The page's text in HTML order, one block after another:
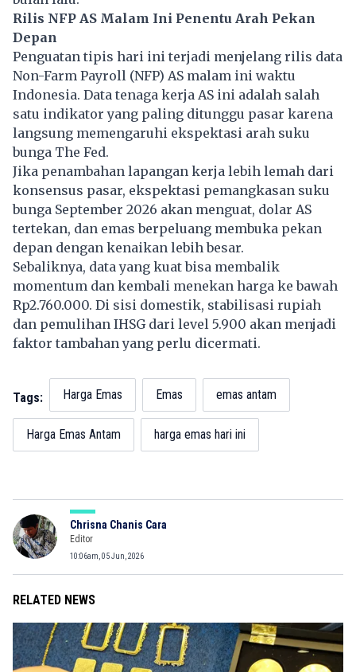
Rilis NFP AS Malam Ini Penentu Arah Pekan
Depan
Penguatan tipis hari ini terjadi menjelang rilis data
Non-Farm Payroll (NFP) AS malam ini waktu
Indonesia. Data tenaga kerja AS ini adalah salah
satu indikator yang paling ditunggu pasar karena
langsung memengaruhi ekspektasi arah suku
bunga The Fed.
Jika penambahan lapangan kerja lebih lemah dari
konsensus pasar, ekspektasi pemangkasan suku
bunga September 2026 akan menguat, dolar AS
tertekan, dan emas berpeluang membuka pekan
depan dengan kenaikan lebih besar.
Sebaliknya, data yang kuat bisa membalik
momentum dan kembali menekan harga ke bawah
Rp2.760.000. Di sisi domestik, stabilisasi rupiah
dan pemulihan IHSG dari level 5.900 akan menjadi
faktor tambahan yang perlu dicermati.
Tags: Harga Emas Emas emas antam
Harga Emas Antam harga emas hari ini
Chrisna Chanis Cara
Editor
10:06am, 05 Jun, 2026
RELATED NEWS